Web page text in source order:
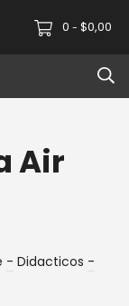
0 - $0,00
Air
- Didacticos -